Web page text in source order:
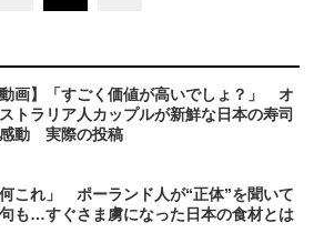
動画】「すごく価値が高いでしょ？」 オ
トラリア人カップルが新鮮な日本の寿司
動 実際の投稿
何これ」 ポーランド人が“正体”を聞いて
も…すぐさま虜になった日本の食材とは